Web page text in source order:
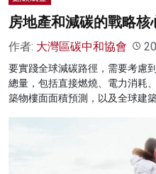
房地產和減碳的戰略核
作者: 大灣區碳中和協會
要實踐全球減碳路徑，需要考慮
總量，包括直接燃燒、電力消耗
築物樓面面積預測，以及全球建